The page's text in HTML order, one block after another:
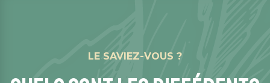
LE SAVIEZ-VOUS ?